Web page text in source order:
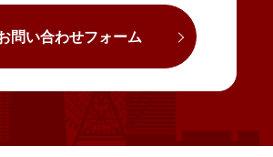
問い合わせフォーム